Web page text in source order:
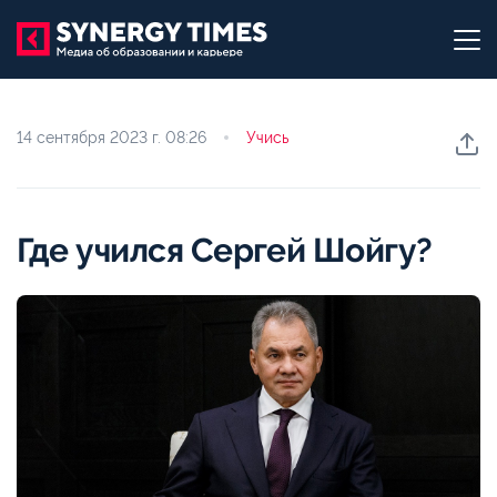
14 сентября 2023 г. 08:26 Учись
Где учился Сергей Шойгу?